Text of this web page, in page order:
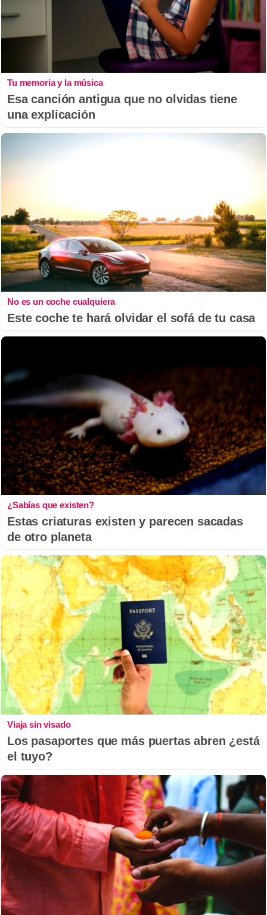
Tu memoria y la música
Esa canción antigua que no olvidas tiene
una explicación
No es un coche cualquiera
Este coche te hará olvidar el sofá de tu casa
¿Sabías que existen?
Estas criaturas existen y parecen sacadas
de otro planeta
Viaja sin visado
Los pasaportes que más puertas abren ¿está
el tuyo?